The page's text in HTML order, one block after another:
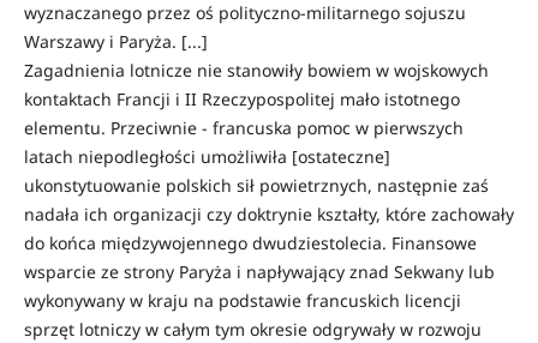
wyznaczanego przez oś polityczno-militarnego sojuszu
Warszawy i Paryża. [...]
Zagadnienia lotnicze nie stanowiły bowiem w wojskowych
kontaktach Francji i II Rzeczypospolitej mało istotnego
elementu. Przeciwnie - francuska pomoc w pierwszych
latach niepodległości umożliwiła [ostateczne]
ukonstytuowanie polskich sił powietrznych, następnie zaś
nadała ich organizacji czy doktrynie kształty, które zachowały
do końca międzywojennego dwudziestolecia. Finansowe
wsparcie ze strony Paryża i napływający znad Sekwany lub
wykonywany w kraju na podstawie francuskich licencji
sprzęt lotniczy w całym tym okresie odgrywały w rozwoju